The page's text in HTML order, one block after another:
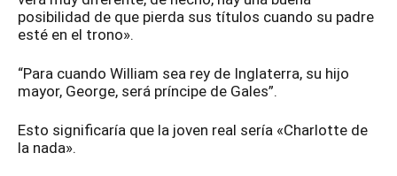
posibilidad de que pierda sus títulos cuando su padre
esté en el trono».
“Para cuando William sea rey de Inglaterra, su hijo
mayor, George, será príncipe de Gales”.
Esto significaría que la joven real sería «Charlotte de
la nada».